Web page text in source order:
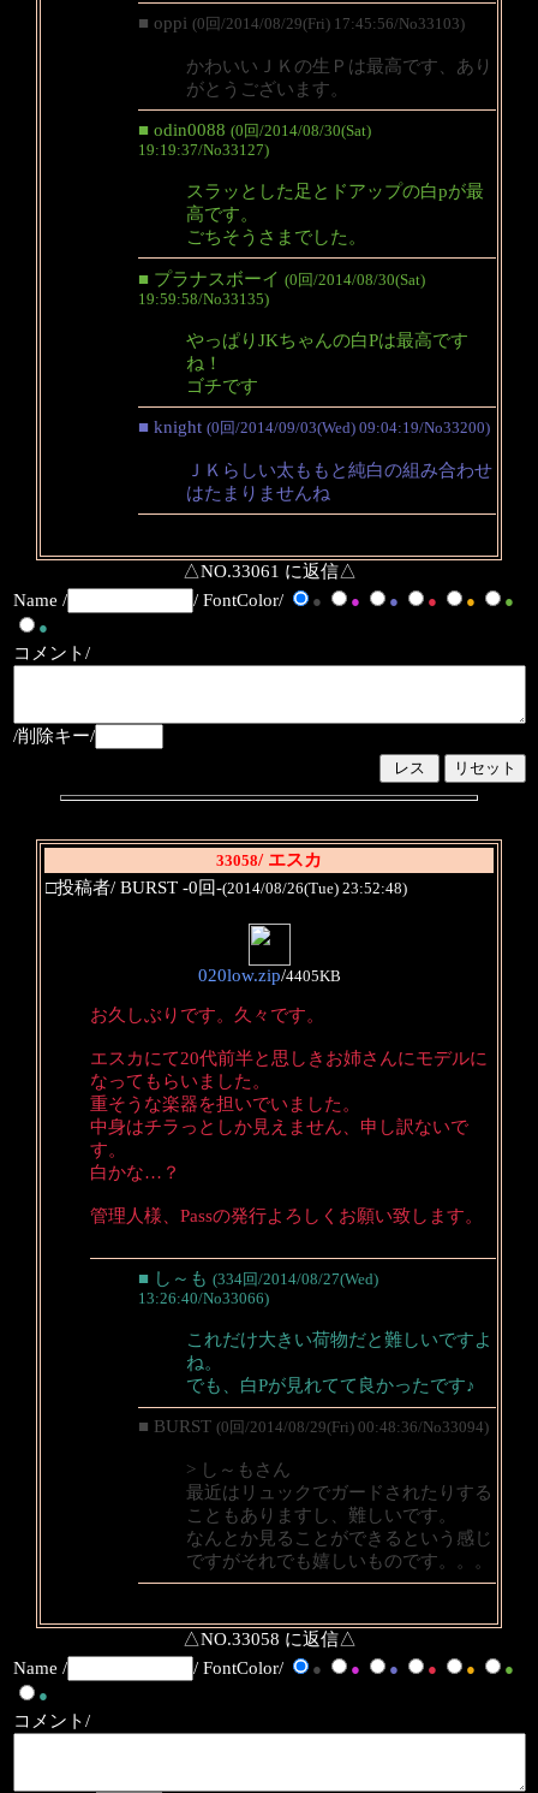
■ oppi (0回/2014/08/29(Fri) 17:45:56/No33103)
かわいいＪＫの生Ｐは最高です、あり
がとうございます。
■ odin0088 (0回/2014/08/30(Sat)
19:19:37/No33127)
スラッとした足とドアップの白pが最
高です。
ごちそうさまでした。
■ プラナスボーイ (0回/2014/08/30(Sat)
19:59:58/No33135)
やっぱりJKちゃんの白Pは最高です
ね！
ゴチです
■ knight (0回/2014/09/03(Wed) 09:04:19/No33200)
ＪＫらしい太ももと純白の組み合わせ
はたまりませんね
△NO.33061 に返信△
Name /
/ FontColor/ ● ● ● ● ●
●
●
コメント/
/削除キー/
33058/ エスカ
□投稿者/ BURST -0回-(2014/08/26(Tue) 23:52:48)
020low.zip/4405KB
お久しぶりです。久々です。
エスカにて20代前半と思しきお姉さんにモデルに
なってもらいました。
重そうな楽器を担いでいました。
中身はチラっとしか見えません、申し訳ないで
す。
白かな…？
管理人様、Passの発行よろしくお願い致します。
■ し～も (334回/2014/08/27(Wed)
13:26:40/No33066)
これだけ大きい荷物だと難しいですよ
ね。
でも、白Pが見れてて良かったです♪
■ BURST (0回/2014/08/29(Fri) 00:48:36/No33094)
> し～もさん
最近はリュックでガードされたりする
こともありますし、難しいです。
なんとか見ることができるという感じ
ですがそれでも嬉しいものです。。。
△NO.33058 に返信△
Name /
/ FontColor/ ● ● ● ● ●
●
●
コメント/